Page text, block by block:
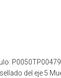
del eje 5